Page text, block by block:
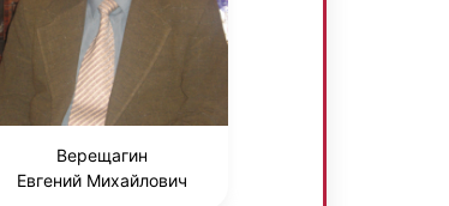
Верещагин
Евгений Михайлович